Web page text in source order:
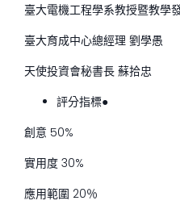
臺大電機工程學系教授暨教學
臺大育成中心總經理 劉學愚
天使投資會秘書長 蘇拾忠
評分指標●
創意 50%
實用度 30%
應用範圍 20％